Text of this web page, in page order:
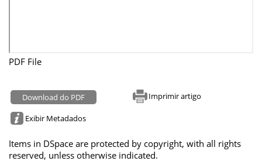
PDF File
Download do PDF Imprimir artigo
Exibir Metadados
Items in DSpace are protected by copyright, with all rights
reserved, unless otherwise indicated.